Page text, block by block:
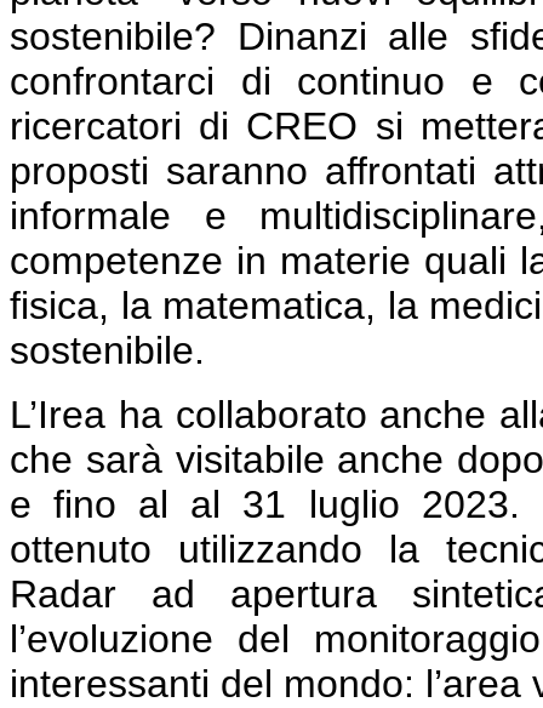
sostenibile? Dinanzi alle
confrontarci di continuo e
ricercatori di CREO si
proposti saranno affrontati
informale e
competenze in materie quali
fisica, la matematica, la
sostenibile.
L’Irea ha collaborato anche
che sarà visitabile anche
e fino al al 31 luglio 2023.
ottenuto utilizzando la
Radar ad apertura
l’evoluzione del
interessanti del mondo: